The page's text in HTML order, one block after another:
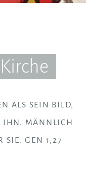
ALS SEIN BILD,
IHN. MÄNNLICH
SIE. GEN 1,27